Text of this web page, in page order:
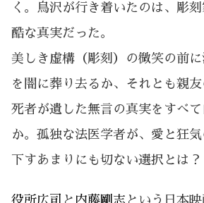
く。鳥沢が行き着いたのは、彫
酷な真実だった。
美しき虚構（彫刻）の微笑の前
を闇に葬り去るか、それとも親友
死者が遺した無言の真実をすべ
か。孤独な法医学者が、愛と狂
下すあまりにも切ない選択とは？
役所広司 と 内藤剛志 という日本